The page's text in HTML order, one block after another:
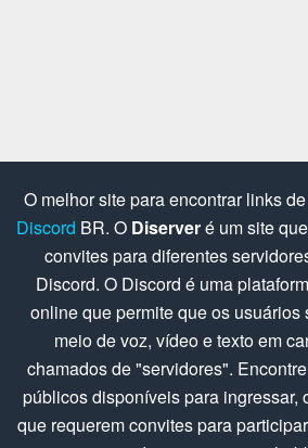
O melhor site para encontrar links
Discord BR. O Diserveré um site
convites para diferentes
Discord. O Discord é uma
online que permite que os usuários
meio de voz, vídeo e texto em
chamados de "servidores".
públicos disponíveis para ingressar,
que requerem convites para